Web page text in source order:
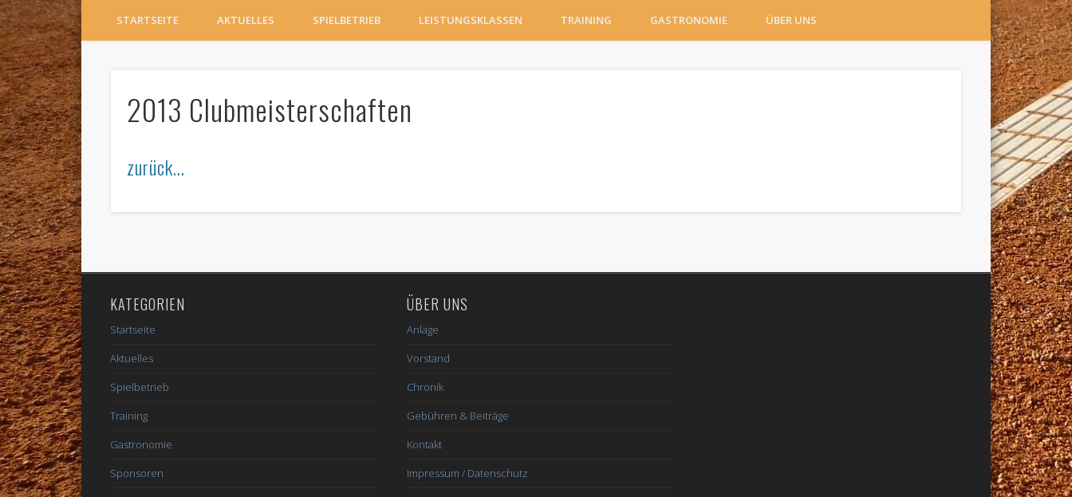
STARTSEITE AKTUELLES SPIELBETRIEB LEISTUNGSKLASSEN TRAINING GASTRONOMIE ÜBER UNS
2013 Clubmeisterschaften
zurück...
KATEGORIEN
Startseite
Aktuelles
Spielbetrieb
Training
Gastronomie
Sponsoren
ÜBER UNS
Anlage
Vorstand
Chronik
Gebühren & Beiträge
Kontakt
Impressum / Datenschutz